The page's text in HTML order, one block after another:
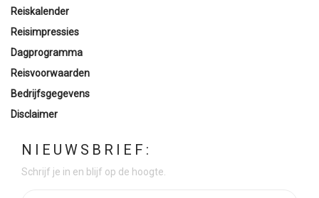
Reiskalender
Reisimpressies
Dagprogramma
Reisvoorwaarden
Bedrijfsgegevens
Disclaimer
NIEUWSBRIEF:
Schrijf je in en blijf op de hoogte.